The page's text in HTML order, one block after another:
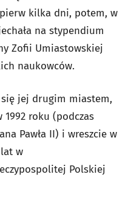
kilka dni, potem, w
na stypendium
Zofii Umiastowskiej
naukowców.
się jej drugim miastem,
roku (podczas
Pawła II) i wreszcie w
w
Polskiej